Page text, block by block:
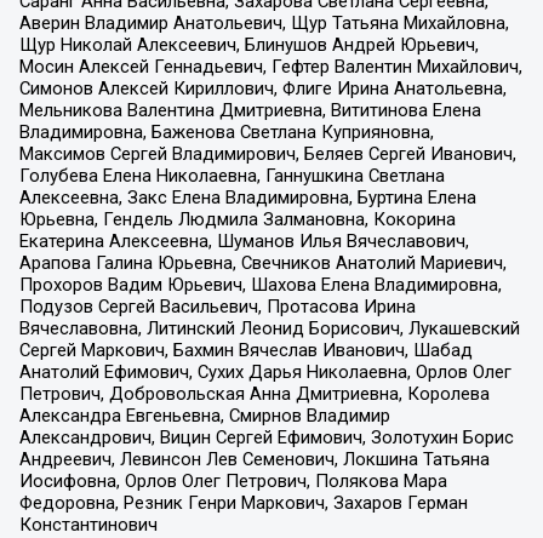
Аверин Владимир Анатольевич, Щур Татьяна Михайловна,
Щур Николай Алексеевич, Блинушов Андрей Юрьевич,
Мосин Алексей Геннадьевич, Гефтер Валентин Михайлович,
Симонов Алексей Кириллович, Флиге Ирина Анатольевна,
Мельникова Валентина Дмитриевна, Вититинова Елена
Владимировна, Баженова Светлана Куприяновна,
Максимов Сергей Владимирович, Беляев Сергей Иванович,
Голубева Елена Николаевна, Ганнушкина Светлана
Алексеевна, Закс Елена Владимировна, Буртина Елена
Юрьевна, Гендель Людмила Залмановна, Кокорина
Екатерина Алексеевна, Шуманов Илья Вячеславович,
Арапова Галина Юрьевна, Свечников Анатолий Мариевич,
Прохоров Вадим Юрьевич, Шахова Елена Владимировна,
Подузов Сергей Васильевич, Протасова Ирина
Вячеславовна, Литинский Леонид Борисович, Лукашевский
Сергей Маркович, Бахмин Вячеслав Иванович, Шабад
Анатолий Ефимович, Сухих Дарья Николаевна, Орлов Олег
Петрович, Добровольская Анна Дмитриевна, Королева
Александра Евгеньевна, Смирнов Владимир
Александрович, Вицин Сергей Ефимович, Золотухин Борис
Андреевич, Левинсон Лев Семенович, Локшина Татьяна
Иосифовна, Орлов Олег Петрович, Полякова Мара
Федоровна, Резник Генри Маркович, Захаров Герман
Константинович